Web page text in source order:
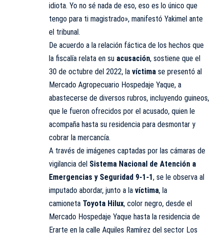
idiota. Yo no sé nada de eso, eso es lo único que
tengo para ti magistrado», manifestó Yakimel ante
el tribunal.
De acuerdo a la relación fáctica de los hechos que
la fiscalía relata en su acusación, sostiene que el
30 de octubre del 2022, la víctima se presentó al
Mercado Agropecuario Hospedaje Yaque, a
abastecerse de diversos rubros, incluyendo guineos,
que le fueron ofrecidos por el acusado, quien le
acompaña hasta su residencia para desmontar y
cobrar la mercancía.
A través de imágenes captadas por las cámaras de
vigilancia del Sistema Nacional de Atención a
Emergencias y Seguridad 9-1-1, se le observa al
imputado abordar, junto a la víctima, la
camioneta Toyota Hilux, color negro, desde el
Mercado Hospedaje Yaque hasta la residencia de
Erarte en la calle Aquiles Ramírez del sector Los